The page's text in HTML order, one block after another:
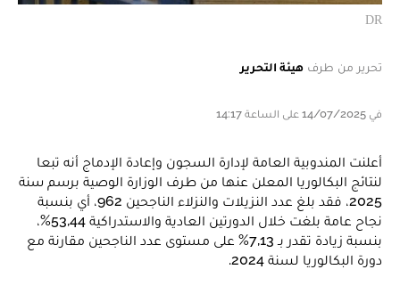
DR
تحرير من طرف هيئة التحرير
في 14/07/2025 على الساعة 14:17
أعلنت المندوبية العامة لإدارة السجون وإعادة الإدماج أنه تبعا
لنتائج البكالوريا المعلن عنها من طرف الوزارة الوصية برسم سنة
2025، فقد بلغ عدد النزيلات والنزلاء الناجحين 962، أي بنسبة
نجاح عامة بلغت خلال الدورتين العادية والاستدراكية 53,44%،
بنسبة زيادة تقدر بـ 7,13% على مستوى عدد الناجحين مقارنة مع
دورة البكالوريا لسنة 2024.